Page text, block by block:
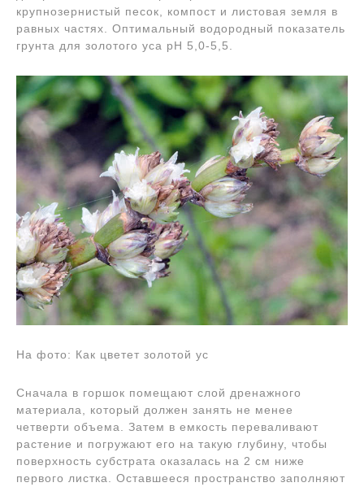
крупнозернистый песок, компост и листовая земля в
равных частях. Оптимальный водородный показатель
грунта для золотого уса pH 5,0-5,5.
На фото: Как цветет золотой ус
Сначала в горшок помещают слой дренажного
материала, который должен занять не менее
четверти объема. Затем в емкость переваливают
растение и погружают его на такую глубину, чтобы
поверхность субстрата оказалась на 2 см ниже
первого листка. Оставшееся пространство заполняют